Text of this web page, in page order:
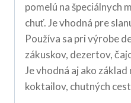
pomelú na špeciálnych
chuť. Je vhodná pre
Používa sa pri výrobe
zákuskov, dezertov,
Je vhodná aj ako
koktailov, chutných